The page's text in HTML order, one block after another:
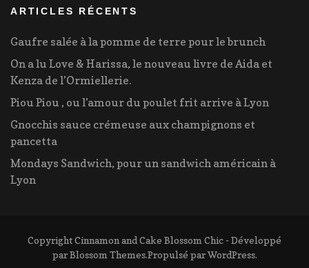
ARTICLES RÉCENTS
Gaufre salée à la pomme de terre pour le brunch
On a lu Love & Harissa, le nouveau livre de Aida et
Kenza de l’Ormiellerie.
Piou Piou , ou l’amour du poulet frit arrive à Lyon
Gnocchis sauce crémeuse aux champignons et
pancetta
Mondays Sandwich, pour un sandwich américain à
Lyon
Copyright Cinnamon and Cake Blossom Chic - Développé
parBlossom Themes.Propulsé parWordPress.